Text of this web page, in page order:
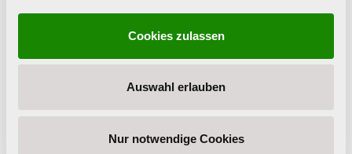
Cookies zulassen
Auswahl erlauben
Nur notwendige Cookies
Mag. (FH) Andreas Reiter, MA
+43 (0) 732 77 89 36 - 25